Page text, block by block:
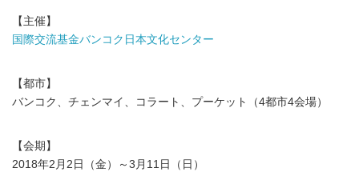
【主催】
国際交流基金バンコク日本文化センター
【都市】
バンコク、チェンマイ、コラート、プーケット（4都市4会場）
【会期】
2018年2月2日（金）～3月11日（日）